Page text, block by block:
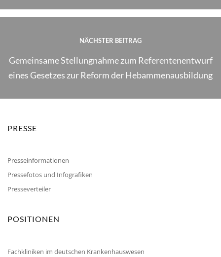
NÄCHSTER BEITRAG
Gemeinsame Stellungnahme zum Referentenentwurf
eines Gesetzes zur Reform der Hebammenausbildung
PRESSE
Presseinformationen
Pressefotos und Infografiken
Presseverteiler
POSITIONEN
Fachkliniken im deutschen Krankenhauswesen